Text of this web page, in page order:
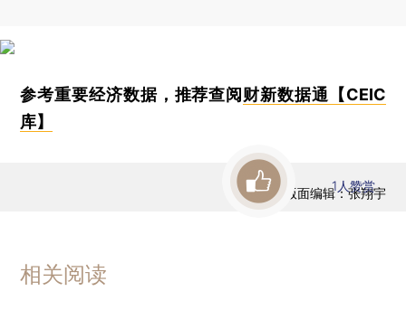
参考重要经济数据，推荐查阅 财新数据通【CEIC
库】
版面编辑：张翔宇
1人赞赏
相关阅读